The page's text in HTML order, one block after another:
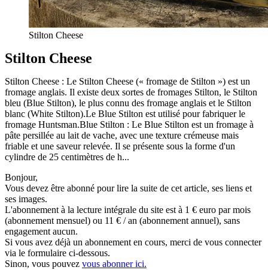
Stilton Cheese
Stilton Cheese
Stilton Cheese : Le Stilton Cheese (« fromage de Stilton ») est un
fromage anglais. Il existe deux sortes de fromages Stilton, le Stilton
bleu (Blue Stilton), le plus connu des fromage anglais et le Stilton
blanc (White Stilton).Le Blue Stilton est utilisé pour fabriquer le
fromage Huntsman.Blue Stilton : Le Blue Stilton est un fromage à
pâte persillée au lait de vache, avec une texture crémeuse mais
friable et une saveur relevée. Il se présente sous la forme d'un
cylindre de 25 centimètres de h...
Bonjour,
Vous devez être abonné pour lire la suite de cet article, ses liens et
ses images.
L'abonnement à la lecture intégrale du site est à 1 € euro par mois
(abonnement mensuel) ou 11 € / an (abonnement annuel), sans
engagement aucun.
Si vous avez déjà un abonnement en cours, merci de vous connecter
via le formulaire ci-dessous.
Sinon, vous pouvez vous abonner ici.